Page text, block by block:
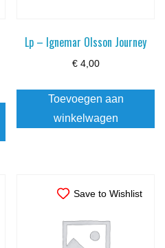
Lp – Ignemar Olsson Journey
€4,00
Toevoegen aan
winkelwagen
Save to Wishlist